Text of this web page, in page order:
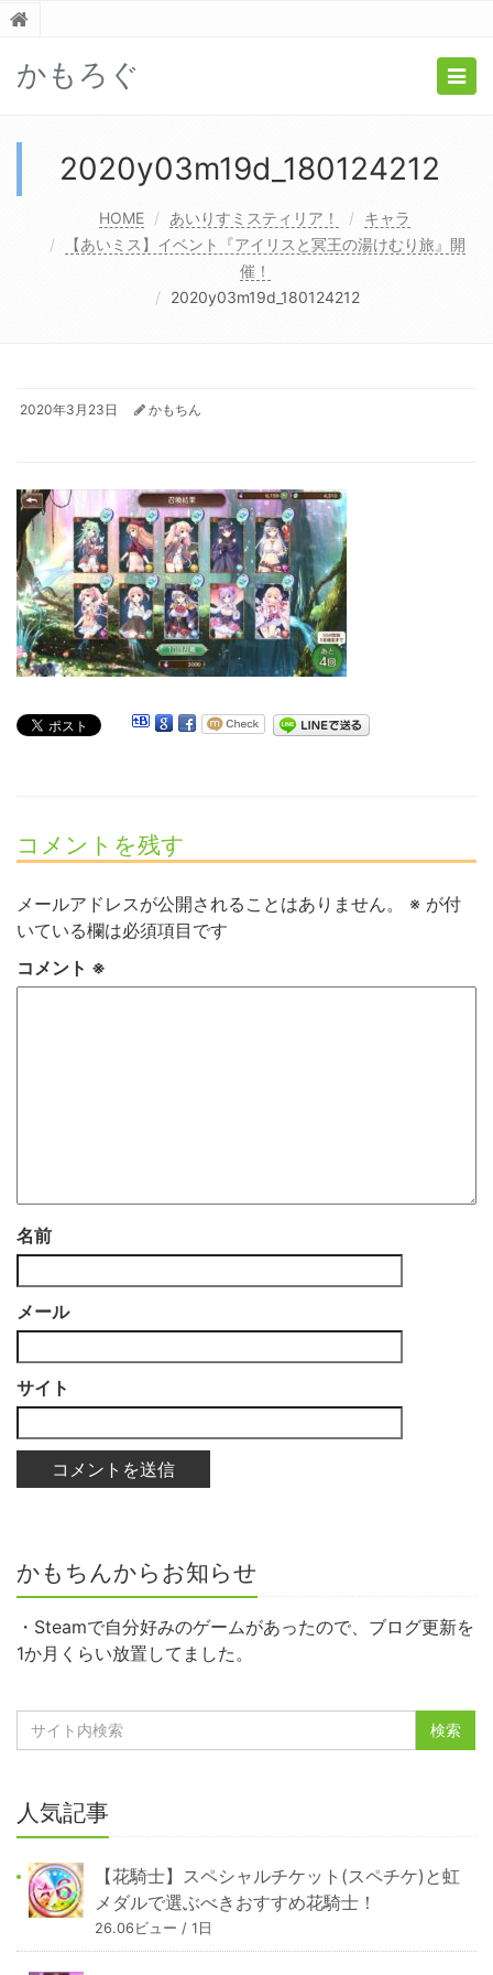
かもろぐ
2020y03m19d_180124212
HOME あいりすミスティリア！
キャラ
【あいミス】イベント『アイリスと冥王の湯けむり旅』開
催！
2020y03m19d_180124212
2020年3月23日 かもちん
コメントを残す
メールアドレスが公開されることはありません。 ※ が付
いている欄は必須項目です
コメント ※
名前
メール
サイト
かもちんからお知らせ
・Steamで自分好みのゲームがあったので、ブログ更新を
1か月くらい放置してました。
人気記事
【花騎士】スペシャルチケット(スペチケ)と虹
メダルで選ぶべきおすすめ花騎士！
26.06ビュー / 1日